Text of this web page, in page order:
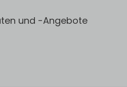
und -Angebote